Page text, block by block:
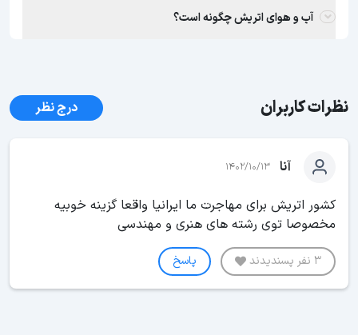
آب و هوای اتریش چگونه است؟
نظرات کاربران درج نظر
آنا 1402/10/13
کشور اتریش برای مهاجرت ما ایرانیا واقعا گزینه خوبیه
مخصوصا توی رشته های هنری و مهندسی
3 نفر پسندیدند پاسخ